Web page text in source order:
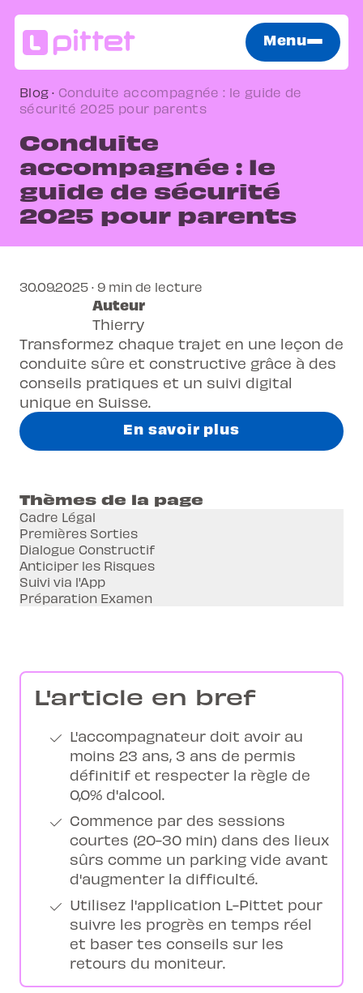
Menu
Blog · Conduite accompagnée : le guide de
sécurité 2025 pour parents
Conduite
accompagnée : le
guide de sécurité
2025 pour parents
Transformez chaque trajet en une leçon de
conduite sûre et constructive grâce à des
conseils pratiques et un suivi digital
unique en Suisse.
En savoir plus
30.09.2025 · 9 min de lecture
Auteur
Thierry
Thèmes de la page
Cadre Légal
Premières Sorties
Dialogue Constructif
Anticiper les Risques
Suivi via l'App
Préparation Examen
L'article en bref
L'accompagnateur doit avoir au
moins 23 ans, 3 ans de permis
définitif et respecter la règle de
0,0% d'alcool.
Commence par des sessions
courtes (20-30 min) dans des lieux
sûrs comme un parking vide avant
d'augmenter la difficulté.
Utilisez l'application L-Pittet pour
suivre les progrès en temps réel
et baser tes conseils sur les
retours du moniteur.